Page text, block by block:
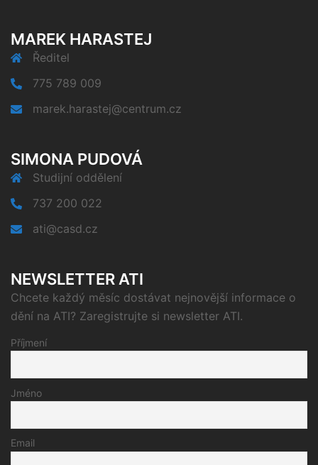
MAREK HARASTEJ
Ředitel
775 789 009
marek.harastej@centrum.cz
SIMONA PUDOVÁ
Studijní oddělení
737 200 022
ati@casd.cz
NEWSLETTER ATI
Chcete každý měsíc dostávat nejnovější informace o
dění na ATI? Zaregistrujte si newsletter ATI.
Příjmení
Jméno
Email